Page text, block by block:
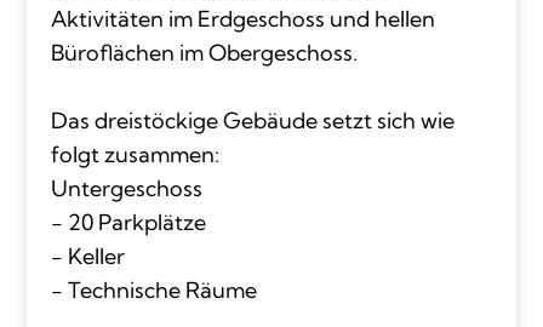
Aktivitäten im Erdgeschoss und hellen
Büroflächen im Obergeschoss.
Das dreistöckige Gebäude setzt sich wie
folgt zusammen:
Untergeschoss
- 20 Parkplätze
- Keller
- Technische Räume